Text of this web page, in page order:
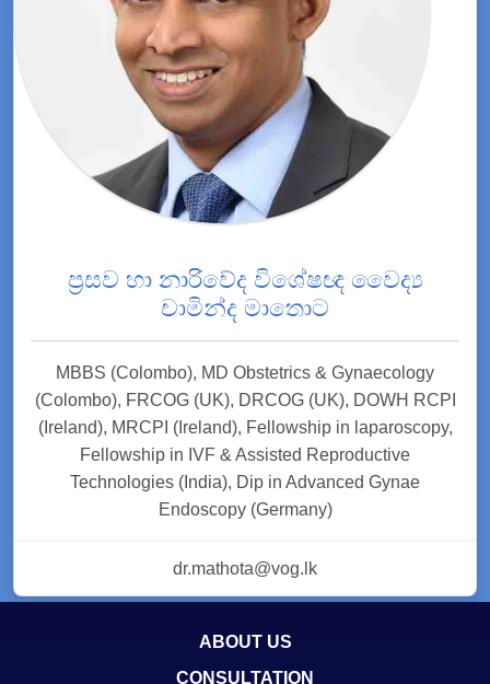
ප්‍රසව හා නාරිවේද විශේෂඥ වෛද්‍ය
චාමින්ද මාතොට
MBBS (Colombo), MD Obstetrics & Gynaecology
(Colombo), FRCOG (UK), DRCOG (UK), DOWH RCPI
(Ireland), MRCPI (Ireland), Fellowship in laparoscopy,
Fellowship in IVF & Assisted Reproductive
Technologies (India), Dip in Advanced Gynae
Endoscopy (Germany)
dr.mathota@vog.lk
ABOUT US
CONSULTATION